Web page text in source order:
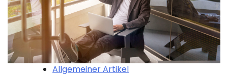
Allgemeiner Artikel